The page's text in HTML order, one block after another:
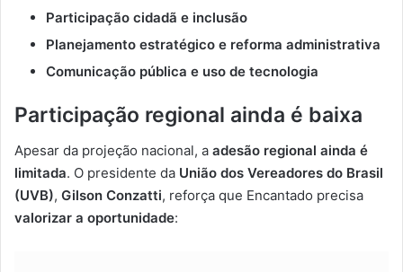
Participação cidadã e inclusão
Planejamento estratégico e reforma administrativa
Comunicação pública e uso de tecnologia
Participação regional ainda é baixa
Apesar da projeção nacional, a adesão regional ainda é
limitada. O presidente da União dos Vereadores do Brasil
(UVB), Gilson Conzatti, reforça que Encantado precisa
valorizar a oportunidade: